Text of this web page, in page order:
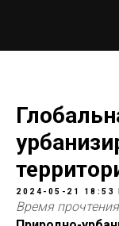
2024-05-21 18:53
Время